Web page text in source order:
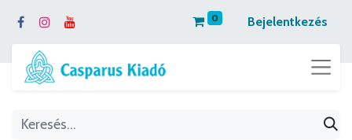
0 Bejelentkezés